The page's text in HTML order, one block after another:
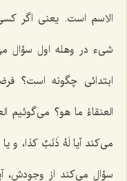
الاسم است. یعنى اگر
شیء در وهله اول سؤال
ابتدائى چگونه است؟
العنقاءُ ما هو؟ مى‌گوئیم
مى‌كند آیا لَهُ ذَنَبٌ كذا، و
سؤال مى‌كند از وجودش،